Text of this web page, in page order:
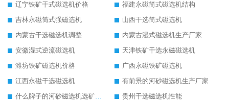
辽宁铁矿干式磁选机价格
福建永磁筒式磁选机结构
吉林永磁筒式强磁选机
山西干选筒式磁选机
内蒙古干选磁选机调整
内蒙古湿式磁选机生产厂家
安徽湿式逆流磁选机
天津铁矿干选永磁磁选机
潍坊铁矿磁选机价格
广西永磁铁矿磁选机
江西永磁干选磁选机
有前景的河砂磁选机生产厂家
什么牌子的河砂磁选机选矿效果好
贵州干选磁选机性能